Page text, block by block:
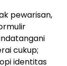
pewarisan,
cukup;
identitas